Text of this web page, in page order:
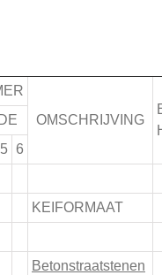
OMSCHRIJVING
5 6
KEIFORMAAT
Betonstraatstenen